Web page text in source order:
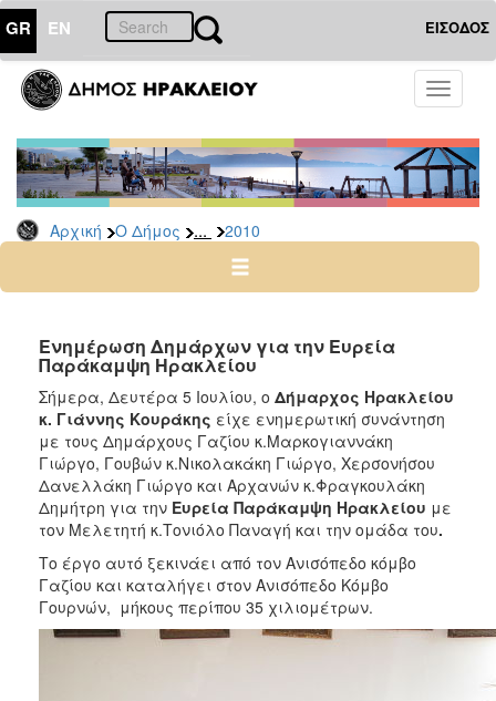
GR EN ΕΙΣΟΔΟΣ
Toggle
Αρχική Ο Δήμος ... 2010
ΔΗΜΟΣ
Δελτία
Τύπου
Αρχείο
2026
2024
2022
2021
2020
2019
2018
2017
2016
2015
2013
Ενημέρωση Δημάρχων για την Ευρεία
Παράκαμψη Ηρακλείου
Σήμερα, Δευτέρα 5 Ιουλίου, ο Δήμαρχος Ηρακλείου
κ. Γιάννης Κουράκης είχε ενημερωτική συνάντηση
με τους Δημάρχους Γαζίου κ.Μαρκογιαννάκη
Γιώργο, Γουβών κ.Νικολακάκη Γιώργο, Χερσονήσου
Δανελλάκη Γιώργο και Αρχανών κ.Φραγκουλάκη
Δημήτρη για την Ευρεία Παράκαμψη Ηρακλείου με
τον Μελετητή κ.Τονιόλο Παναγή και την ομάδα του.
Το έργο αυτό ξεκινάει από τον Ανισόπεδο κόμβο
Γαζίου και καταλήγει στον Ανισόπεδο Κόμβο
Γουρνών, μήκους περίπου 35 χιλιομέτρων.